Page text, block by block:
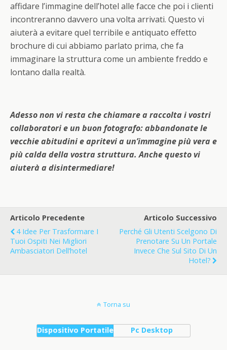
affidare l’immagine dell’hotel alle facce che poi i clienti
incontreranno davvero una volta arrivati. Questo vi
aiuterà a evitare quel terribile e antiquato effetto
brochure di cui abbiamo parlato prima, che fa
immaginare la struttura come un ambiente freddo e
lontano dalla realtà.
Adesso non vi resta che chiamare a raccolta i vostri
collaboratori e un buon fotografo: abbandonate le
vecchie abitudini e apritevi a un’immagine più vera e
più calda della vostra struttura. Anche questo vi
aiuterà a disintermediare!
Articolo Precedente
4 Idee Per Trasformare I
Tuoi Ospiti Nei Migliori
Ambasciatori Dell’hotel
Articolo Successivo
Perché Gli Utenti Scelgono Di
Prenotare Su Un Portale
Invece Che Sul Sito Di Un
Hotel?
Torna su
Dispositivo Portatile Pc Desktop